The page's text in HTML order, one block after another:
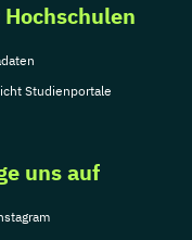
Hochschulen
Studienportale
uns auf